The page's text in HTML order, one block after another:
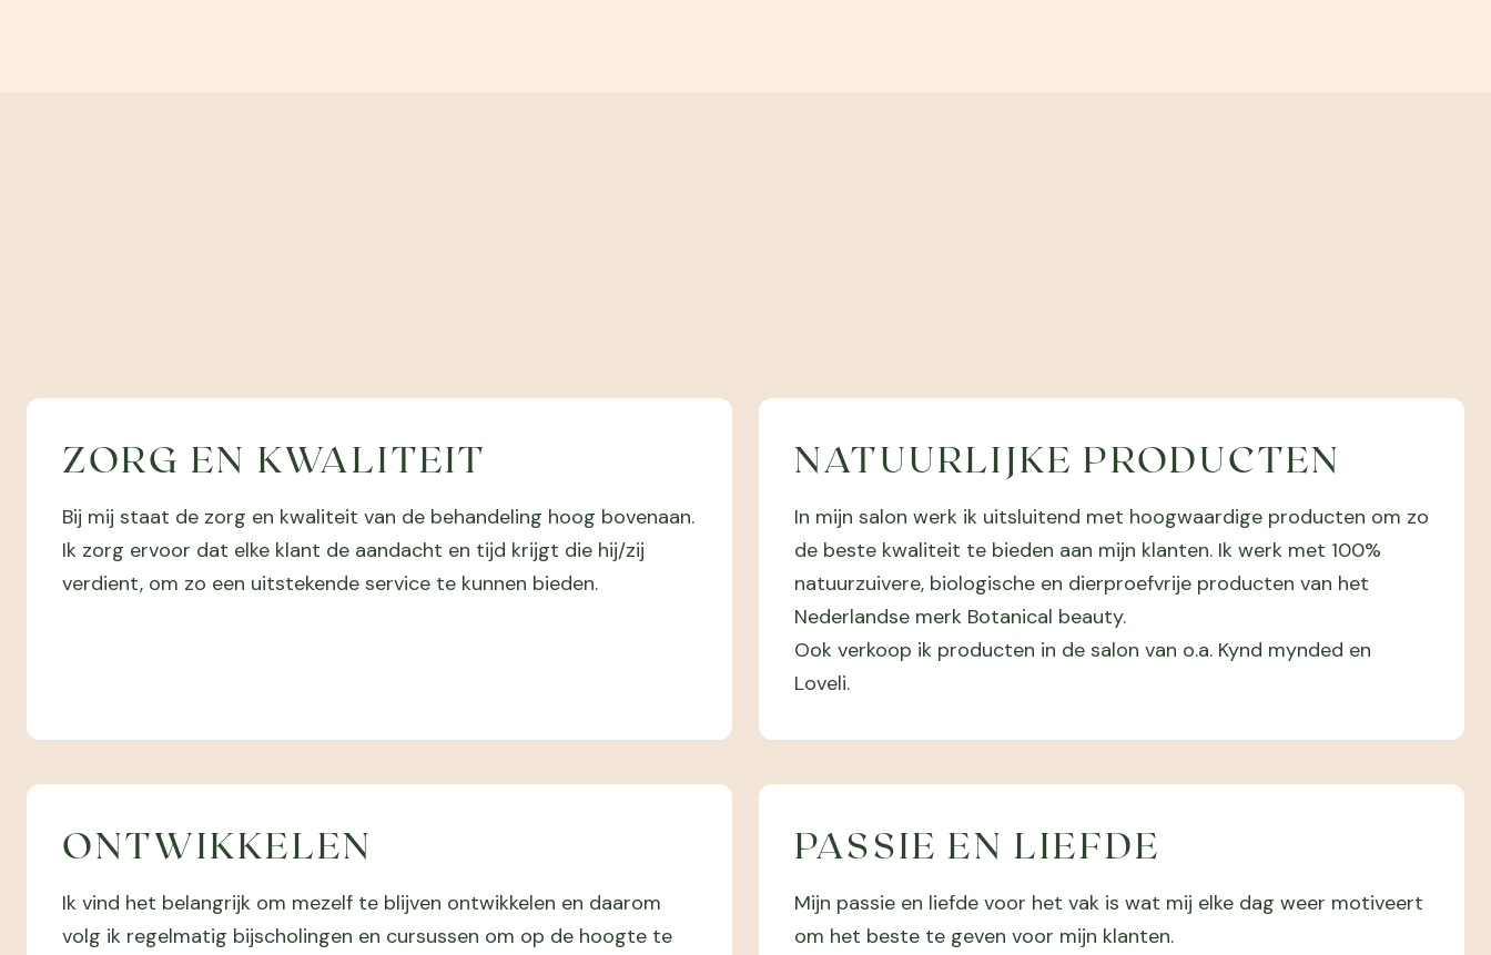
ZORG EN KWALITEIT
Bij mij staat de zorg en kwaliteit van de behandeling hoog bovenaan.
Ik zorg ervoor dat elke klant de aandacht en tijd krijgt die hij/zij
verdient, om zo een uitstekende service te kunnen bieden.
NATUURLIJKE PRODUCTEN
In mijn salon werk ik uitsluitend met hoogwaardige producten om zo
de beste kwaliteit te bieden aan mijn klanten. Ik werk met 100%
natuurzuivere, biologische en dierproefvrije producten van het
Nederlandse merk Botanical beauty.
Ook verkoop ik producten in de salon van o.a. Kynd mynded en
Loveli.
ONTWIKKELEN
Ik vind het belangrijk om mezelf te blijven ontwikkelen en daarom
volg ik regelmatig bijscholingen en cursussen om op de hoogte te
PASSIE EN LIEFDE
Mijn passie en liefde voor het vak is wat mij elke dag weer motiveert
om het beste te geven voor mijn klanten.